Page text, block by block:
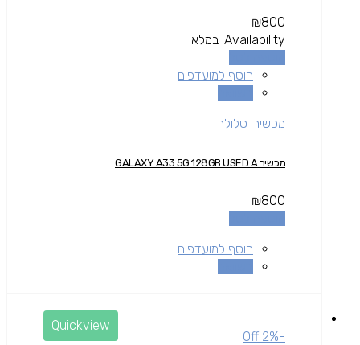
₪800
Availability: במלאי
הוסף למועדפים
מכשירי סלולר
מכשיר GALAXY A33 5G 128GB USED A
₪800
הוסף למועדפים
Quickview
-2% Off